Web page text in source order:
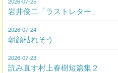
岩井俊二「ラストレター」
2026-07-24
朝顔枯れそう
2026-07-23
読み直す村上春樹短篇集２